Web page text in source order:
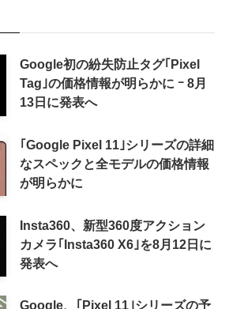
Google初の紛失防止タグ｢Pixel
Tag｣の価格情報が明らかに ｰ 8月
13日に発表へ
｢Google Pixel 11｣シリーズの詳細
なスペックと全モデルの価格情報
が明らかに
Insta360、新型360度アクション
カメラ｢Insta360 X6｣を8月12日に
発表へ
Google、｢Pixel 11｣シリーズの予